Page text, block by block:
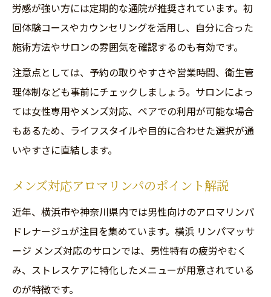
労感が強い方には定期的な通院が推奨されています。初
回体験コースやカウンセリングを活用し、自分に合った
施術方法やサロンの雰囲気を確認するのも有効です。
注意点としては、予約の取りやすさや営業時間、衛生管
理体制なども事前にチェックしましょう。サロンによっ
ては女性専用やメンズ対応、ペアでの利用が可能な場合
もあるため、ライフスタイルや目的に合わせた選択が通
いやすさに直結します。
メンズ対応アロマリンパのポイント解説
近年、横浜市や神奈川県内では男性向けのアロマリンパ
ドレナージュが注目を集めています。横浜 リンパマッサ
ージ メンズ対応のサロンでは、男性特有の疲労やむく
み、ストレスケアに特化したメニューが用意されている
のが特徴です。